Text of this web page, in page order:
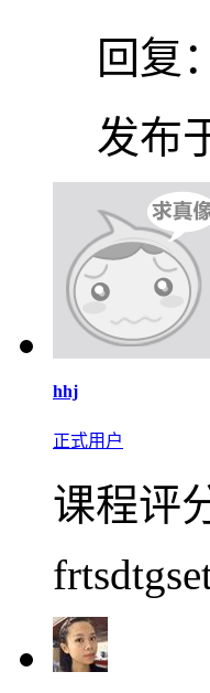
回复：
发布
hhj
正式用户
课程评